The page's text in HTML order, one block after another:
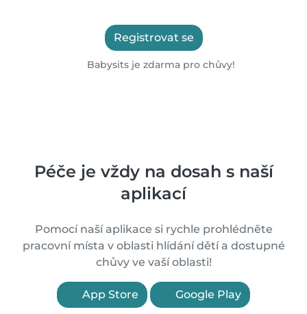
Registrovat se
Babysits je zdarma pro chůvy!
Péče je vždy na dosah s naší
aplikací
Pomocí naší aplikace si rychle prohlédněte
pracovní místa v oblasti hlídání dětí a dostupné
chůvy ve vaší oblasti!
App Store Google Play